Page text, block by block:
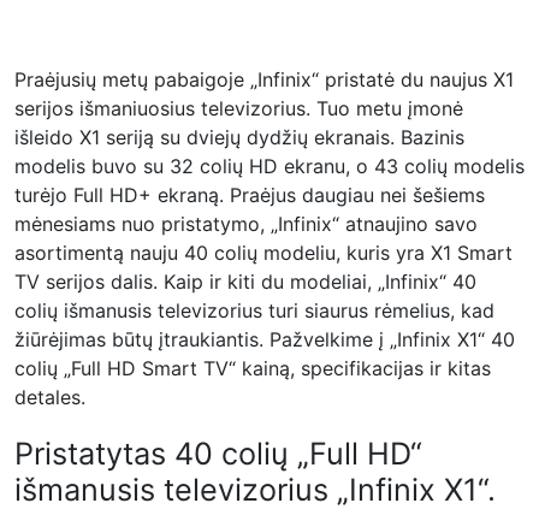
Praėjusių metų pabaigoje „Infinix“ pristatė du naujus X1
serijos išmaniuosius televizorius. Tuo metu įmonė
išleido X1 seriją su dviejų dydžių ekranais. Bazinis
modelis buvo su 32 colių HD ekranu, o 43 colių modelis
turėjo Full HD+ ekraną. Praėjus daugiau nei šešiems
mėnesiams nuo pristatymo, „Infinix“ atnaujino savo
asortimentą nauju 40 colių modeliu, kuris yra X1 Smart
TV serijos dalis. Kaip ir kiti du modeliai, „Infinix“ 40
colių išmanusis televizorius turi siaurus rėmelius, kad
žiūrėjimas būtų įtraukiantis. Pažvelkime į „Infinix X1“ 40
colių „Full HD Smart TV“ kainą, specifikacijas ir kitas
detales.
Pristatytas 40 colių „Full HD“
išmanusis televizorius „Infinix X1“.